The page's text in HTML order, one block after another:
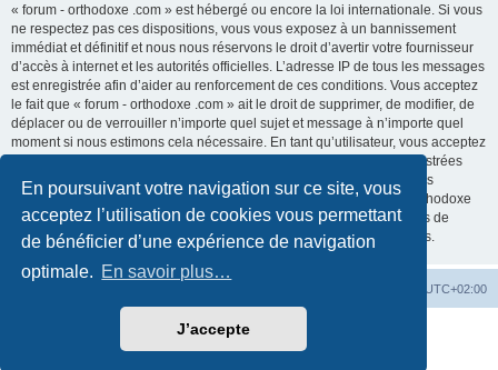
En poursuivant votre navigation sur ce site, vous
acceptez l’utilisation de cookies vous permettant
de bénéficier d’une expérience de navigation
optimale. En savoir plus…
J’accepte
« forum - orthodoxe .com » est hébergé ou encore la loi internationale. Si vous
ne respectez pas ces dispositions, vous vous exposez à un bannissement
immédiat et définitif et nous nous réservons le droit d’avertir votre fournisseur
d’accès à internet et les autorités officielles. L’adresse IP de tous les messages
est enregistrée afin d’aider au renforcement de ces conditions. Vous acceptez
le fait que « forum - orthodoxe .com » ait le droit de supprimer, de modifier, de
déplacer ou de verrouiller n’importe quel sujet et message à n’importe quel
moment si nous estimons cela nécessaire. En tant qu’utilisateur, vous acceptez
que toutes les informations que vous avez renseignées soient enregistrées
dans notre base de données. Bien que ces informations ne seront pas
diffusées à une tierce partie sans votre consentement, ni « forum - orthodoxe
.com », ni phpBB, ne pourront être tenus comme responsables en cas de
tentative de piratage informatique visant à compromettre vos données.
UTC+02:00
phpBB® Forum Software © phpBB Limited
©